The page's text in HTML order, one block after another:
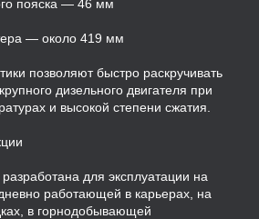
пояска — 46 мм
— около 419 мм
позволяют быстро раскручивать
дизельного двигателя при
и высокой степени сжатия.
для эксплуатации на
работающей в карьерах, на
в горнодобывающей